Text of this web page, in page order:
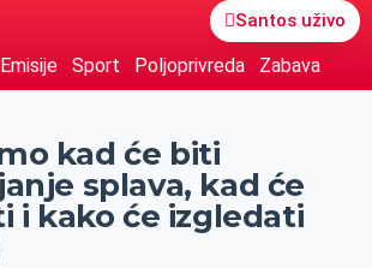
Santos uživo
Emisije Sport Poljoprivreda Zabava
kad će biti
splava, kad će
i kako će izgledati